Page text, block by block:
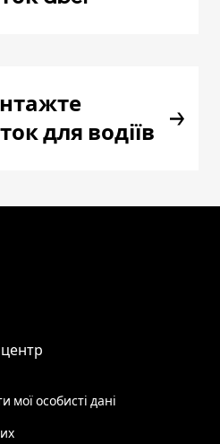
для водіїв
мої особисті дані